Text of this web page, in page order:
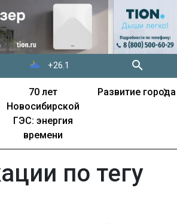
+26.1
70 лет
Новосибирской
ГЭС: энергия
времени
Развитие города
›
по тегу